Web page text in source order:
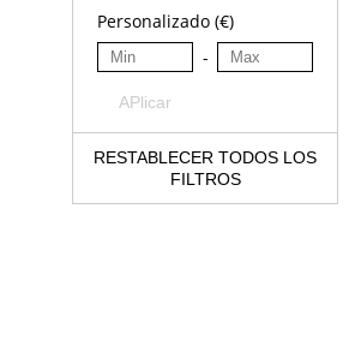
Personalizado (€)
-
APlicar
RESTABLECER TODOS LOS
FILTROS